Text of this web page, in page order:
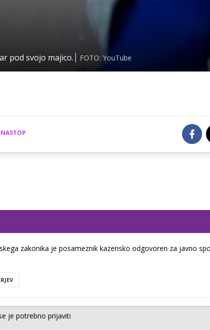
pod svojo majico. FOTO: YouTube
NASTOP
zakonika je posameznik kazensko odgovoren za javno